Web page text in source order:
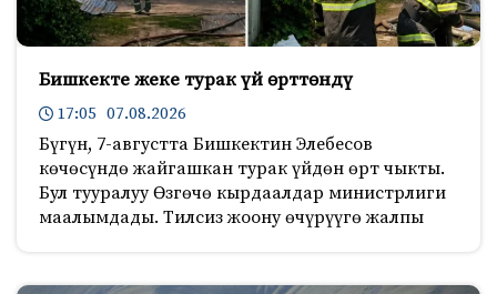
Бишкекте жеке турак үй өрттөндү
17:05 07.08.2026
Бүгүн, 7-августта Бишкектин Элебесов
көчөсүндө жайгашкан турак үйдөн өрт чыкты.
Бул тууралуу Өзгөчө кырдаалдар министрлиги
маалымдады. Тилсиз жоону өчүрүүгө жалпы